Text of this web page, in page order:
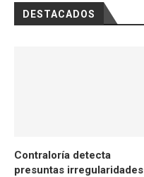
DESTACADOS
Contraloría detecta
presuntas irregularidades